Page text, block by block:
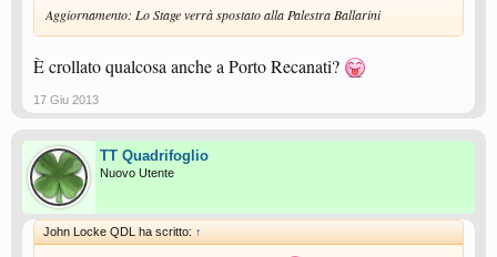
Aggiornamento: Lo Stage verrà spostato alla Palestra Ballarini
È crollato qualcosa anche a Porto Recanati?
17 Giu 2013
TT Quadrifoglio
Nuovo Utente
John Locke QDL ha scritto: ↑